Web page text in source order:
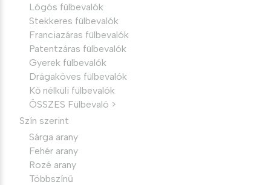
Lógós fülbevalók
Stekkeres fülbevalók
Franciazáras fülbevalók
Patentzáras fülbevalók
Gyerek fülbevalók
Drágaköves fülbevalók
Kő nélküli fülbevalók
ÖSSZES Fülbevaló >
Szín szerint
Sárga arany
Fehér arany
Rozé arany
Többszínű